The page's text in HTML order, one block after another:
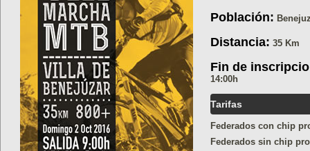
Población:
Distancia: 35 Km
Fin de
14:00h
Tarifas
Federados con chip
Federados sin chip